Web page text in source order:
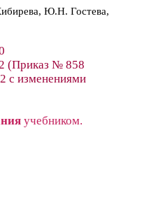
Ю.Н. Гостева,
(Приказ № 858
с изменениями
учебником.